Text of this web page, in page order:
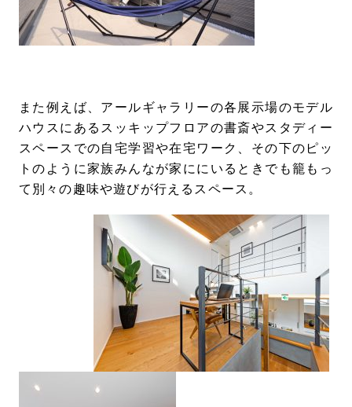
また例えば、アールギャラリーの各展示場のモデル
ハウスにあるスッキップフロアの書斎やスタディー
スペースでの自宅学習や在宅ワーク、その下のピッ
トのように家族みんなが家ににいるときでも籠もっ
て別々の趣味や遊びが行えるスペース。